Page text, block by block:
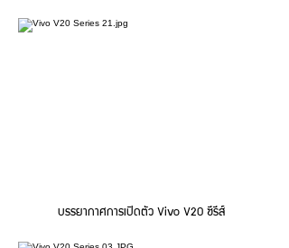
บรรยากาศการเปิดตัว Vivo V20 ซีรีส์